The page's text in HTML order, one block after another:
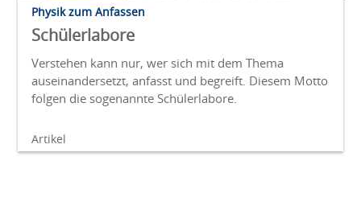
Physik zum Anfassen
Schülerlabore
Verstehen kann nur, wer sich mit dem Thema
auseinandersetzt, anfasst und begreift. Diesem Motto
folgen die sogenannte Schülerlabore.
Artikel